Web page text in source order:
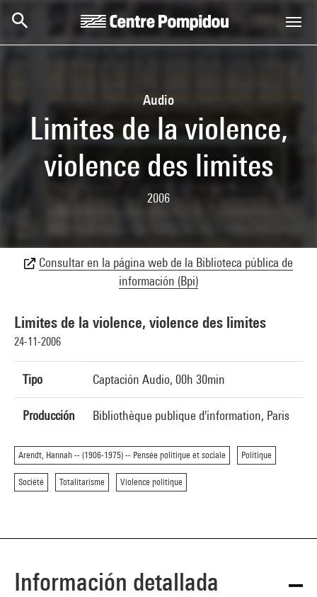
Audio
Limites de la violence,
violence des limites
2006
Consultar en la página web de la Biblioteca pública de
información (Bpi)
Limites de la violence, violence des limites
24-11-2006
Tipo Captación Audio, 00h 30min
Producción Bibliothèque publique d'information, Paris
Arendt, Hannah -- (1906-1975) -- Pensée politique et sociale Politique
Société Totalitarisme Violence politique
Información detallada